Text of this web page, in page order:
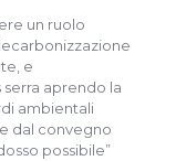
un ruolo
e
aprendo la
ambientali
dal convegno
possibile”